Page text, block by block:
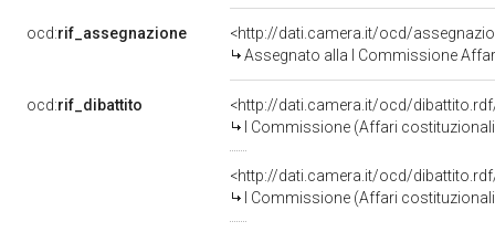
ocd:rif_assegnazione
<http://dati.camera.it/ocd/
Assegnato alla I Commissione
ocd:rif_dibattito
<http://dati.camera.it/ocd/
I Commissione (Affari
<http://dati.camera.it/ocd/
I Commissione (Affari